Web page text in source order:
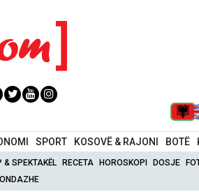
SPORT KOSOVË & RAJONI BOTË
& SPEKTAKËL RECETA HOROSKOPI DOSJE